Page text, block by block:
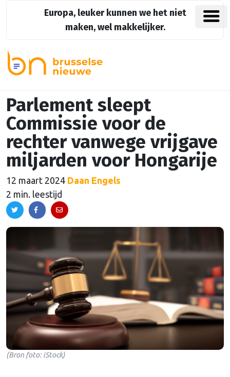
Europa, leuker kunnen we het niet
maken, wel makkelijker.
Parlement sleept
Commissie voor de
rechter vanwege vrijgave
miljarden voor Hongarije
12 maart 2024 Daan Engels
2 min. leestijd
(Bron foto: iStock)